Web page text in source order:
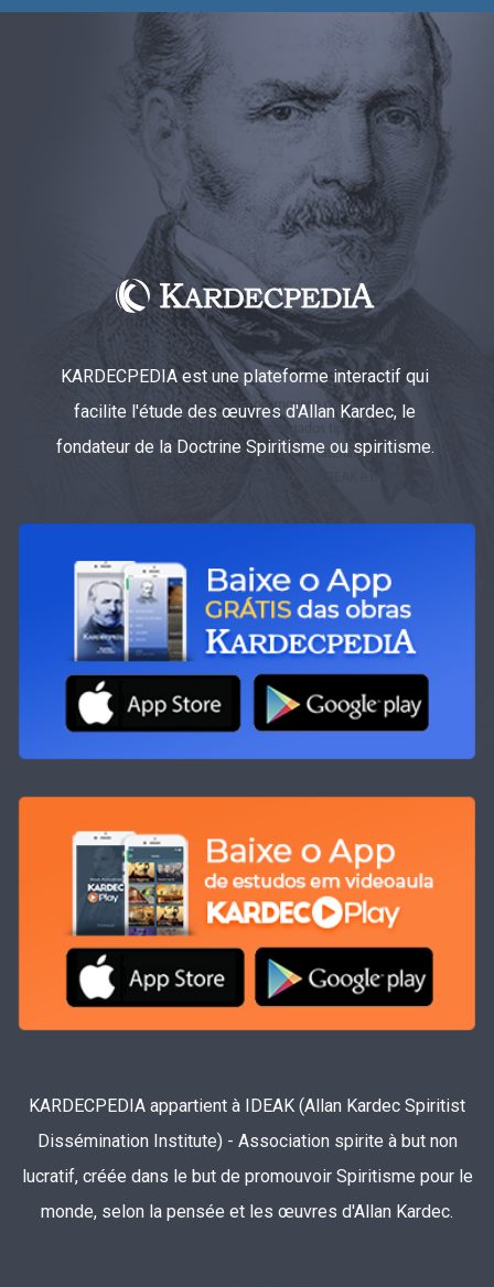
KARDECPEDIA est une plateforme interactif qui
facilite l'étude des œuvres d'Allan Kardec, le
fondateur de la Doctrine Spiritisme ou spiritisme.
KARDECPEDIA appartient à IDEAK (Allan Kardec Spiritist
Dissémination Institute) - Association spirite à but non
lucratif, créée dans le but de promouvoir Spiritisme pour le
monde, selon la pensée et les œuvres d'Allan Kardec.